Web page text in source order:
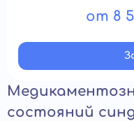
от 8
состояний